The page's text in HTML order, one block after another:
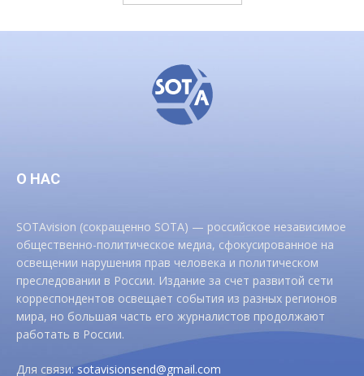
О НАС
SOTAvision (сокращенно SOTA) — российское независимое
общественно-политическое медиа, сфокусированное на
освещении нарушения прав человека и политическом
преследовании в России. Издание за счет развитой сети
корреспондентов освещает события из разных регионов
мира, но большая часть его журналистов продолжают
работать в России.
Для связи:sotavisionsend@gmail.com